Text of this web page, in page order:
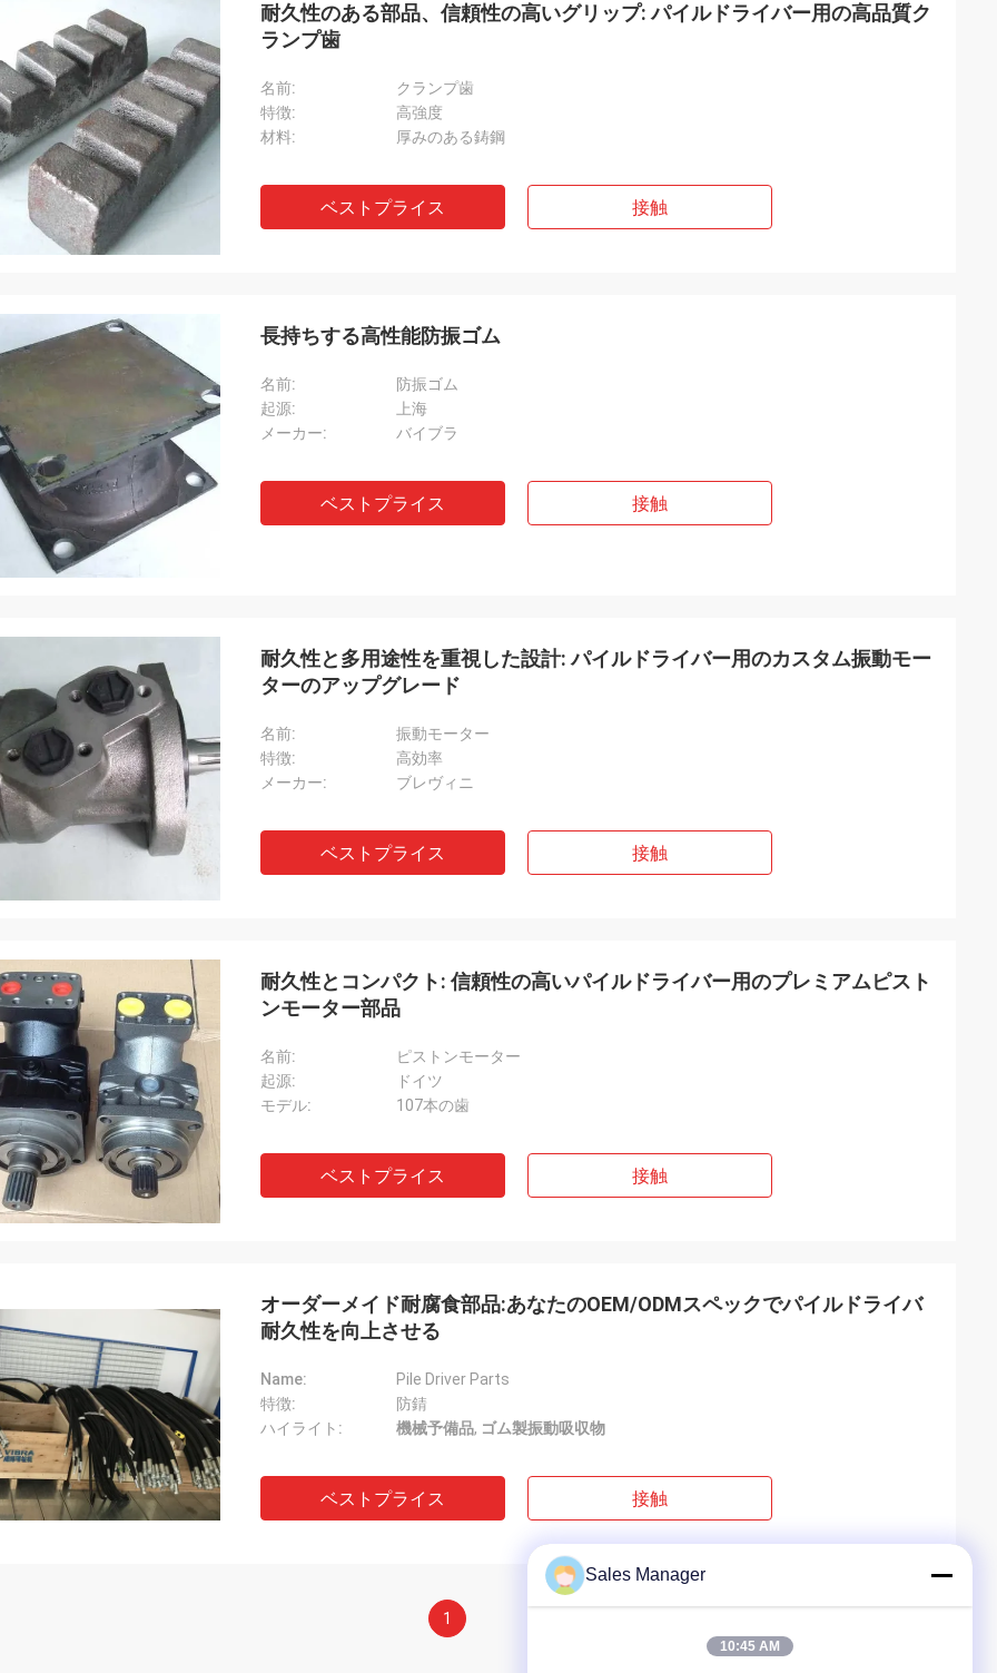
耐久性のある部品、信頼性の高いグリップ: パイルドライバー用の高品質ク
ランプ歯
名前:
クランプ歯
特徴:
高強度
材料:
厚みのある鋳鋼
ベストプライス 接触
長持ちする高性能防振ゴム
名前:
防振ゴム
起源:
上海
メーカー:
バイブラ
ベストプライス 接触
耐久性と多用途性を重視した設計: パイルドライバー用のカスタム振動モー
ターのアップグレード
名前:
振動モーター
特徴:
高効率
メーカー:
ブレヴィニ
ベストプライス 接触
耐久性とコンパクト: 信頼性の高いパイルドライバー用のプレミアムピスト
ンモーター部品
名前:
ピストンモーター
起源:
ドイツ
モデル:
107本の歯
ベストプライス 接触
オーダーメイド耐腐食部品:あなたのOEM/ODMスペックでパイルドライバ
耐久性を向上させる
Name:
Pile Driver Parts
特徴:
防錆
ハイライト:
機械予備品, ゴム製振動吸収物
ベストプライス 接触
1
Sales Manager
10:45 AM